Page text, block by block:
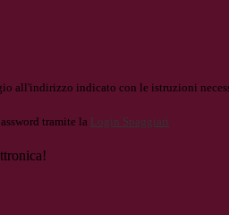
all'indirizzo indicato con le istruzioni
tramite la Login Spaggiari